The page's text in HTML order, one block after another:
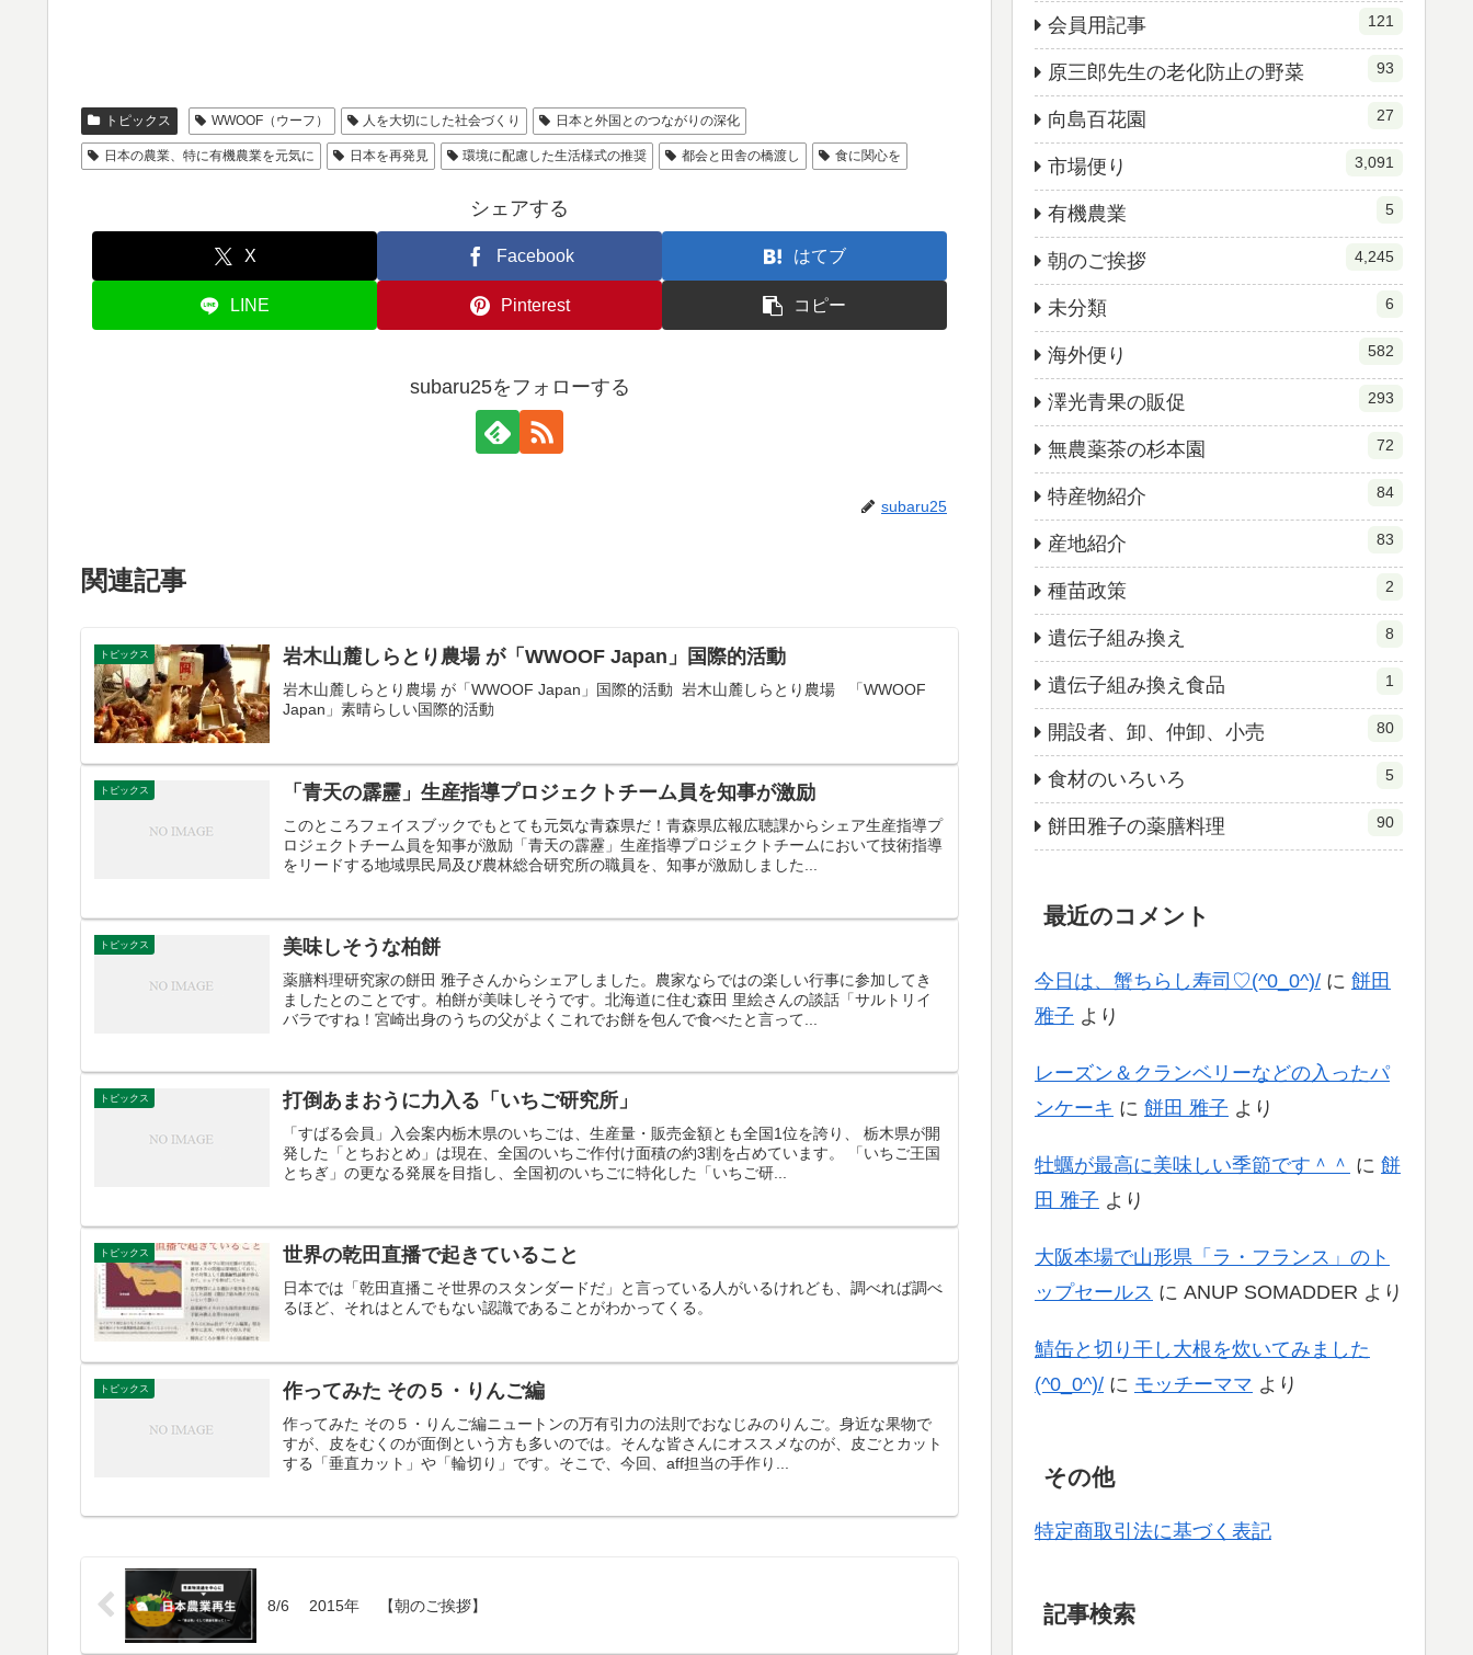
トピックス WWOOF（ウーフ） 人を大切にした社会づくり 日本と外国とのつながりの深化
日本の農業、特に有機農業を元気に 日本を再発見 環境に配慮した生活様式の推奨 都会と田舎の橋渡し 食に関心を
シェアする
X Facebook はてブ
LINE Pinterest コピー
subaru25をフォローする
subaru25
関連記事
トピックス 岩木山麓しらとり農場 が「WWOOF Japan」国際的活動
岩木山麓しらとり農場 が「WWOOF Japan」国際的活動 岩木山麓しらとり農場 「WWOOF
Japan」素晴らしい国際的活動
トピックス 「青天の霹靂」生産指導プロジェクトチーム員を知事が激励
このところフェイスブックでもとても元気な青森県だ！青森県広報広聴課からシェア生産指導プ
ロジェクトチーム員を知事が激励「青天の霹靂」生産指導プロジェクトチームにおいて技術指導
をリードする地域県民局及び農林総合研究所の職員を、知事が激励しました...
トピックス 美味しそうな柏餅
薬膳料理研究家の餅田 雅子さんからシェアしました。農家ならではの楽しい行事に参加してき
ましたとのことです。柏餅が美味しそうです。北海道に住む森田 里絵さんの談話「サルトリイ
バラですね！宮崎出身のうちの父がよくこれでお餅を包んで食べたと言って...
トピックス 打倒あまおうに力入る「いちご研究所」
「すばる会員」入会案内栃木県のいちごは、生産量・販売金額とも全国1位を誇り、 栃木県が開
発した「とちおとめ」は現在、全国のいちご作付け面積の約3割を占めています。 「いちご王国
とちぎ」の更なる発展を目指し、全国初のいちごに特化した「いちご研...
トピックス 世界の乾田直播で起きていること
日本では「乾田直播こそ世界のスタンダードだ」と言っている人がいるけれども、調べれば調べ
るほど、それはとんでもない認識であることがわかってくる。
トピックス 作ってみた その５・りんご編
作ってみた その５・りんご編ニュートンの万有引力の法則でおなじみのりんご。身近な果物で
すが、皮をむくのが面倒という方も多いのでは。そんな皆さんにオススメなのが、皮ごとカット
する「垂直カット」や「輪切り」です。そこで、今回、aff担当の手作り...
8/6 2015年 【朝のご挨拶】
会員用記事 121
原三郎先生の老化防止の野菜 93
向島百花園 27
市場便り 3,091
有機農業 5
朝のご挨拶 4,245
未分類 6
海外便り 582
澤光青果の販促 293
無農薬茶の杉本園 72
特産物紹介 84
産地紹介 83
種苗政策 2
遺伝子組み換え 8
遺伝子組み換え食品 1
開設者、卸、仲卸、小売 80
食材のいろいろ 5
餅田雅子の薬膳料理 90
最近のコメント
今日は、蟹ちらし寿司♡(^0_0^)/ に 餅田
雅子 より
レーズン＆クランベリーなどの入ったパ
ンケーキ に 餅田 雅子 より
牡蠣が最高に美味しい季節です＾＾ に 餅
田 雅子 より
大阪本場で山形県「ラ・フランス」のト
ップセールス に ANUP SOMADDER より
鯖缶と切り干し大根を炊いてみました
(^0_0^)/ に モッチーママ より
その他
特定商取引法に基づく表記
記事検索